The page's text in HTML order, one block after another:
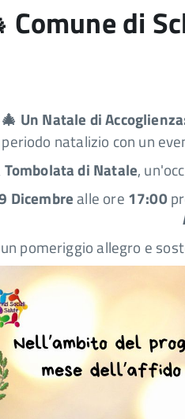
di
🎄 Un Natale di
natalizio con un
Tombolata di Natale,
Dicembrealle ore 17:00
pomeriggio allegro e